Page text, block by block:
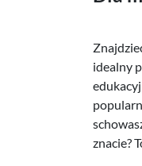
idealny
znacie?